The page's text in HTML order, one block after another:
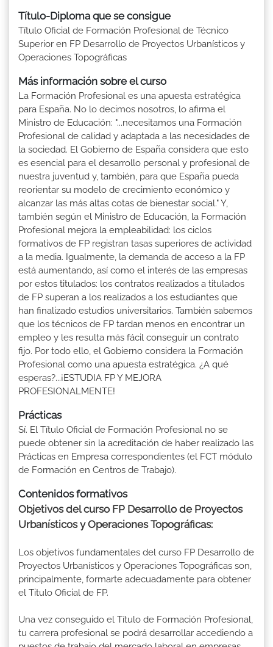
Título-Diploma que se consigue
Título Oficial de Formación Profesional de Técnico
Superior en FP Desarrollo de Proyectos Urbanísticos y
Operaciones Topográficas
Más información sobre el curso
La Formación Profesional es una apuesta estratégica
para España. No lo decimos nosotros, lo afirma el
Ministro de Educación: "...necesitamos una Formación
Profesional de calidad y adaptada a las necesidades de
la sociedad. El Gobierno de España considera que esto
es esencial para el desarrollo personal y profesional de
nuestra juventud y, también, para que España pueda
reorientar su modelo de crecimiento económico y
alcanzar las más altas cotas de bienestar social." Y,
también según el Ministro de Educación, la Formación
Profesional mejora la empleabilidad: los ciclos
formativos de FP registran tasas superiores de actividad
a la media. Igualmente, la demanda de acceso a la FP
está aumentando, así como el interés de las empresas
por estos titulados: los contratos realizados a titulados
de FP superan a los realizados a los estudiantes que
han finalizado estudios universitarios. También sabemos
que los técnicos de FP tardan menos en encontrar un
empleo y les resulta más fácil conseguir un contrato
fijo. Por todo ello, el Gobierno considera la Formación
Profesional como una apuesta estratégica. ¿A qué
esperas?...¡ESTUDIA FP Y MEJORA
PROFESIONALMENTE!
Prácticas
Sí. El Título Oficial de Formación Profesional no se
puede obtener sin la acreditación de haber realizado las
Prácticas en Empresa correspondientes (el FCT módulo
de Formación en Centros de Trabajo).
Contenidos formativos
Objetivos del curso FP Desarrollo de Proyectos
Urbanísticos y Operaciones Topográficas:
Los objetivos fundamentales del curso FP Desarrollo de
Proyectos Urbanísticos y Operaciones Topográficas son,
principalmente, formarte adecuadamente para obtener
el Titulo Oficial de FP.
Una vez conseguido el Título de Formación Profesional,
tu carrera profesional se podrá desarrollar accediendo a